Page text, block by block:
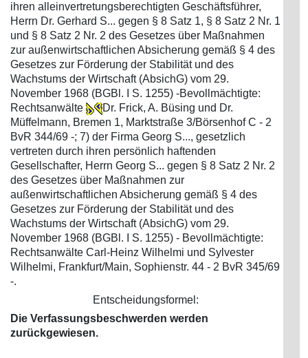
ihren alleinvertretungsberechtigten Geschäftsführer,
Herrn Dr. Gerhard S... gegen § 8 Satz 1, § 8 Satz 2 Nr. 1
und § 8 Satz 2 Nr. 2 des Gesetzes über Maßnahmen
zur außenwirtschaftlichen Absicherung gemäß § 4 des
Gesetzes zur Förderung der Stabilität und des
Wachstums der Wirtschaft (AbsichG) vom 29.
November 1968 (BGBl. I S. 1255) -Bevollmächtigte:
Rechtsanwälte
Dr. Frick, A. Büsing und Dr.
Müffelmann, Bremen 1, Marktstraße 3/Börsenhof C - 2
BvR 344/69 -; 7) der Firma Georg S..., gesetzlich
vertreten durch ihren persönlich haftenden
Gesellschafter, Herrn Georg S... gegen § 8 Satz 2 Nr. 2
des Gesetzes über Maßnahmen zur
außenwirtschaftlichen Absicherung gemäß § 4 des
Gesetzes zur Förderung der Stabilität und des
Wachstums der Wirtschaft (AbsichG) vom 29.
November 1968 (BGBl. I S. 1255) - Bevollmächtigte:
Rechtsanwälte Carl-Heinz Wilhelmi und Sylvester
Wilhelmi, Frankfurt/Main, Sophienstr. 44 - 2 BvR 345/69
-.
Entscheidungsformel:
Die Verfassungsbeschwerden werden
zurückgewiesen.